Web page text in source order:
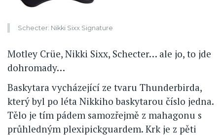
Schecter: Nikki Sixx Signature
Motley Crüe, Nikki Sixx, Schecter… ale jo, to jde
dohromady…
Baskytara vycházející ze tvaru Thunderbirda,
který byl po léta Nikkiho baskytarou číslo jedna.
Tělo je tím pádem samozřejmě z mahagonu s
průhledným plexipickguardem. Krk je z pěti